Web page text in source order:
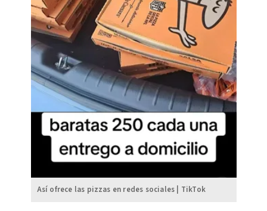
Así ofrece las pizzas en redes sociales | TikTok